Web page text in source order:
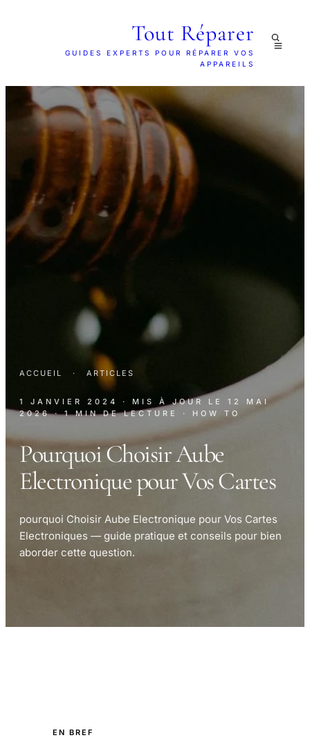
Tout Réparer
GUIDES EXPERTS POUR RÉPARER VOS
APPAREILS
ACCUEIL · ARTICLES
1 JANVIER 2024 · MIS À JOUR LE 12 MAI
2026 · 1 MIN DE LECTURE · HOW TO
Pourquoi Choisir Aube
Electronique pour Vos Cartes
pourquoi Choisir Aube Electronique pour Vos Cartes
Electroniques — guide pratique et conseils pour bien
aborder cette question.
EN BREF